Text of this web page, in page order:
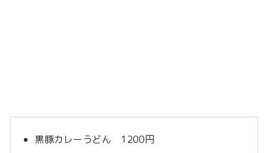
黒豚カレーうどん 1200円